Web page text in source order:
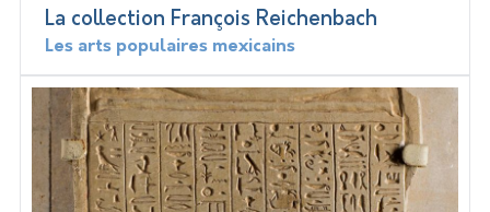
La collection François Reichenbach
Les arts populaires mexicains